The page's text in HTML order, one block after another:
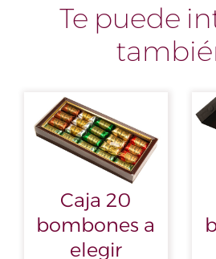
Te puede
Caja 20
bombones a
elegir